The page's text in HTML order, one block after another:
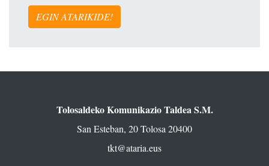
EGIN ATARIKIDE!
Tolosaldeko Komunikazio Taldea S.M.
San Esteban, 20 Tolosa 20400
tkt@ataria.eus